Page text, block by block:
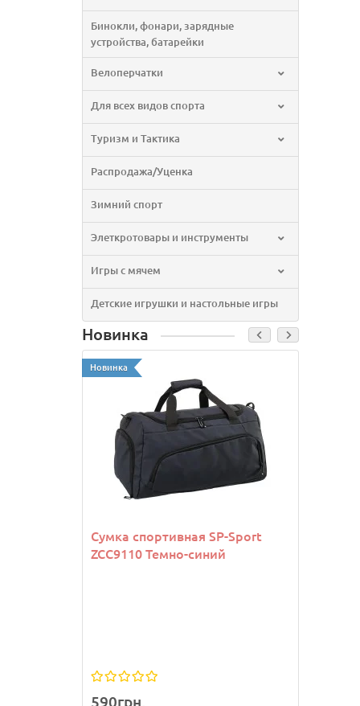
Бинокли, фонари, зарядные
устройства, батарейки
Велоперчатки
Для всех видов спорта
Туризм и Тактика
Распродажа/Уценка
Зимний спорт
Элеткротовары и инструменты
Игры с мячем
Детские игрушки и настольные игры
Новинка
Новинка
Сумка спортивная SP-Sport
ZCC9110 Темно-синий
590грн.